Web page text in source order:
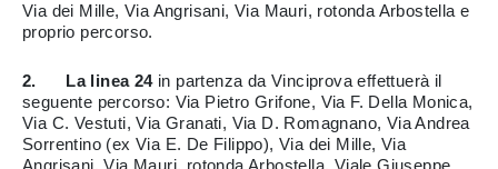
Via dei Mille, Via Angrisani, Via Mauri, rotonda Arbostella e
proprio percorso.
2. La linea 24in partenza da Vinciprova effettuerà il
seguente percorso: Via Pietro Grifone, Via F. Della Monica,
Via C. Vestuti, Via Granati, Via D. Romagnano, Via Andrea
Sorrentino (ex Via E. De Filippo), Via dei Mille, Via
Angrisani, Via Mauri, rotonda Arbostella, Viale Giuseppe